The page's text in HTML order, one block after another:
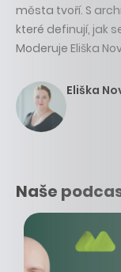
města tvoří. S
které definují, jak
Moderuje Eliška
Eliška
Naše